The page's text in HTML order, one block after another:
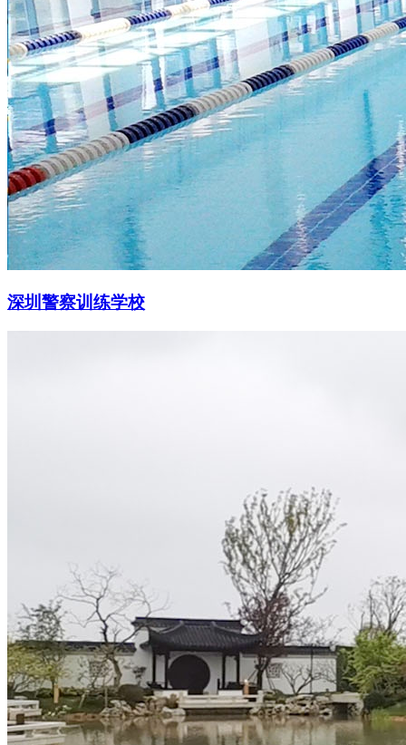
深圳警察训练学校